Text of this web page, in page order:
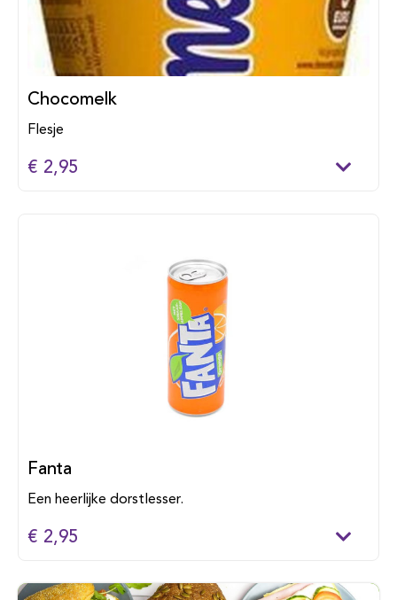
Chocomelk
Flesje
€ 2,95
Fanta
Een heerlijke dorstlesser.
€ 2,95